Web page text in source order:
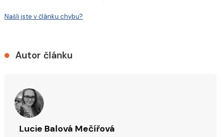
Našli jste v článku chybu?
Autor článku
Lucie Balová Mečířová